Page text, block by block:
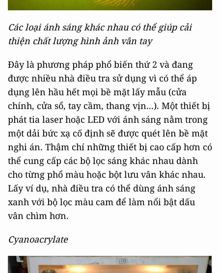
Các loại ánh sáng khác nhau có thể giúp cải
thiện chất lượng hình ảnh vân tay
Đây là phương pháp phổ biến thứ 2 và đang
được nhiều nhà điều tra sử dụng vì có thể áp
dụng lên hầu hết mọi bề mặt lấy mẫu (cửa
chính, cửa sổ, tay cầm, thang vịn...). Một thiết bị
phát tia laser hoặc LED với ánh sáng nằm trong
một dải bức xạ cố định sẽ được quét lên bề mặt
nghi án. Thậm chí những thiết bị cao cấp hơn có
thể cung cấp các bộ lọc sáng khác nhau dành
cho từng phổ màu hoặc bột lưu vân khác nhau.
Lấy ví dụ, nhà điều tra có thể dùng ánh sáng
xanh với bộ lọc màu cam để làm nổi bật dấu
vân chìm hơn.
Cyanoacrylate